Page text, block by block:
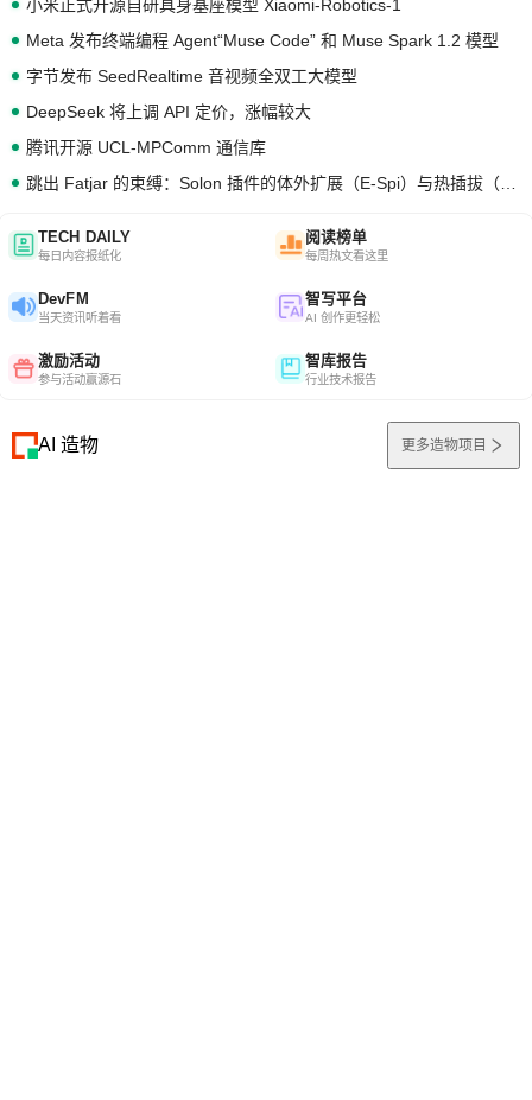
小米正式开源自研具身基座模型 Xiaomi-Robotics-1
Meta 发布终端编程 Agent“Muse Code” 和 Muse Spark 1.2 模型
字节发布 SeedRealtime 音视频全双工大模型
DeepSeek 将上调 API 定价，涨幅较大
腾讯开源 UCL-MPComm 通信库
TECH DAILY
每日内容报纸化
阅读榜单
每周热文看这里
DevFM
当天资讯听着看
智写平台
AI 创作更轻松
激励活动
参与活动赢源石
智库报告
行业技术报告
AI 造物 更多造物项目